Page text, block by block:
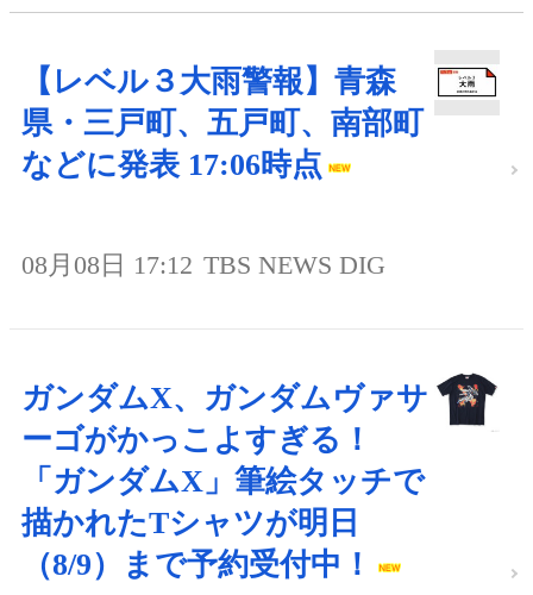
【レベル３大雨警報】青森
県・三戸町、五戸町、南部町
などに発表 17:06時点
08月08日 17:12 TBS NEWS DIG
ガンダムX、ガンダムヴァサ
ーゴがかっこよすぎる！
「ガンダムX」筆絵タッチで
描かれたTシャツが明日
（8/9）まで予約受付中！